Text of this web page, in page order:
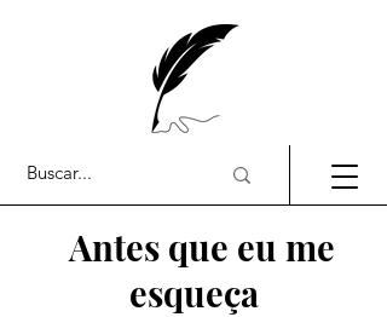
Antes que eu me
esqueça